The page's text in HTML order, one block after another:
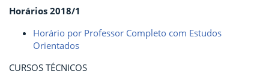
Horários 2018/1
Horário por Professor Completo com Estudos
Orientados
CURSOS TÉCNICOS